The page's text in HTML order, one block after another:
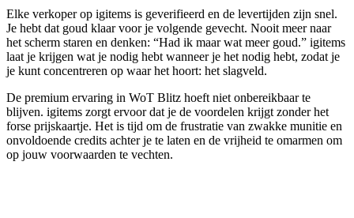
Elke verkoper op igitems is geverifieerd en de levertijden zijn snel.
Je hebt dat goud klaar voor je volgende gevecht. Nooit meer naar
het scherm staren en denken: “Had ik maar wat meer goud.” igitems
laat je krijgen wat je nodig hebt wanneer je het nodig hebt, zodat je
je kunt concentreren op waar het hoort: het slagveld.
De premium ervaring in WoT Blitz hoeft niet onbereikbaar te
blijven. igitems zorgt ervoor dat je de voordelen krijgt zonder het
forse prijskaartje. Het is tijd om de frustratie van zwakke munitie en
onvoldoende credits achter je te laten en de vrijheid te omarmen om
op jouw voorwaarden te vechten.